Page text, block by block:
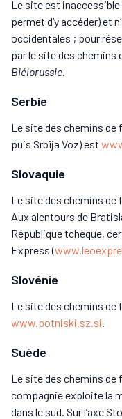
Le site est inaccessible
permet d’y accéder) et
occidentales ; pour
par le site des chemins
Biélorussie.
Serbie
Le site des chemins de
puis Srbija Voz) est
Slovaquie
Le site des chemins de
Aux alentours de
République tchèque,
Express (
Slovénie
Le site des chemins de
www.potniski.sz.si.
Suède
Le site des chemins de
compagnie exploite la
dans le sud. Sur l’axe